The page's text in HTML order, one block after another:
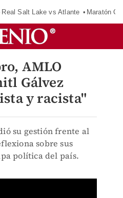
Real Salt Lake vs Atlante Maratón
AMLO
Gálvez
y racista"
su gestión frente al
sobre sus
política del país.